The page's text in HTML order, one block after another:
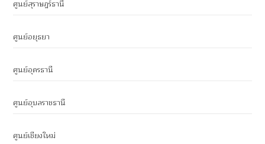
ศูนย์สุราษฎร์ธานี
ศูนย์อยุธยา
ศูนย์อุดรธานี
ศูนย์อุบลราชธานี
ศูนย์เชียงใหม่